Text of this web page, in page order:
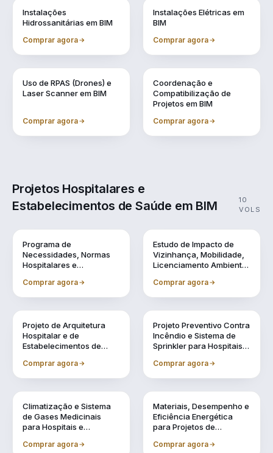
Instalações
Hidrossanitárias em BIM
Comprar agora
Instalações Elétricas em
BIM
Comprar agora
Uso de RPAS (Drones) e
Laser Scanner em BIM
Comprar agora
Coordenação e
Compatibilização de
Projetos em BIM
Comprar agora
Projetos Hospitalares e
Estabelecimentos de Saúde em BIM
10
VOLS
Programa de
Necessidades, Normas
Hospitalares e
Equipamentos Médicos
Comprar agora
Estudo de Impacto de
Vizinhança, Mobilidade,
Licenciamento Ambiental
Comprar agora
Projeto de Arquitetura
Hospitalar e de
Estabelecimentos de
Comprar agora
Projeto Preventivo Contra
Incêndio e Sistema de
Sprinkler para Hospitais e
Saúde
Comprar agora
Climatização e Sistema
de Gases Medicinais
para Hospitais e
Saúde em BIM
Comprar agora
Materiais, Desempenho e
Eficiência Energética
para Projetos de
Saúde
Comprar agora